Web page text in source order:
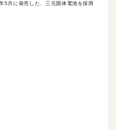
5月に発売した、三元固体電池を採用